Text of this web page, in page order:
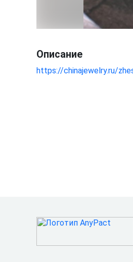
Описание
https://chinajewelry.ru/